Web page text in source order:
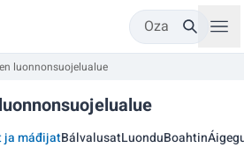
Oza
luonnonsuojelualue
ja máđijatBálvalusatLuonduBoahtin